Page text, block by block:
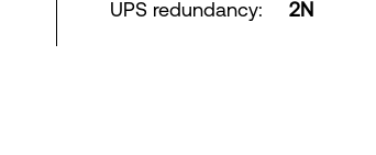
UPS redundancy: 2N